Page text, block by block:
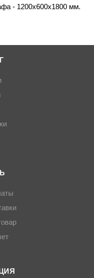
- 1200х600х1800 мм.